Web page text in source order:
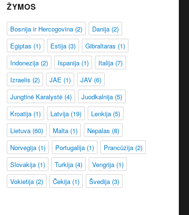
ŽYMOS
Bosnija ir Hercogovina(2) Danija(2)
Egiptas (1) Estija(3) Gibraltaras (1)
Indonezija(2) Ispanija(1) Italija(7)
Izraelis (2) JAE (1) JAV(6)
Jungtinė Karalystė(4) Juodkalnija(5)
Kroatija(1) Latvija(19) Lenkija(5)
Lietuva(60) Malta(1) Nepalas (8)
Norvegija(1) Portugalija(1) Prancūzija(2)
Slovakija(1) Turkija(4) Vengrija(1)
Vokietija(2) Čekija(1) Švedija(3)